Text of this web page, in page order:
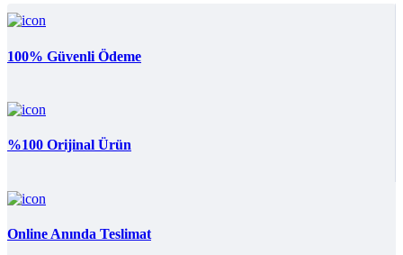
100% Güvenli Ödeme
%100 Orijinal Ürün
Online Anında Teslimat